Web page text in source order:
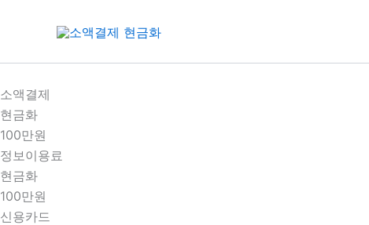
건
너
뛰
기
소액결제
현금화
100만원
정보이용료
현금화
100만원
신용카드